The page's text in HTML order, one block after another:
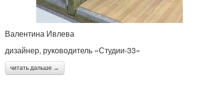
Валентина Ивлева
дизайнер, руководитель «Студии-33»
читать дальше →